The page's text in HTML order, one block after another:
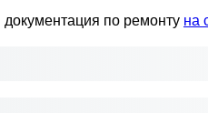
по ремонту на